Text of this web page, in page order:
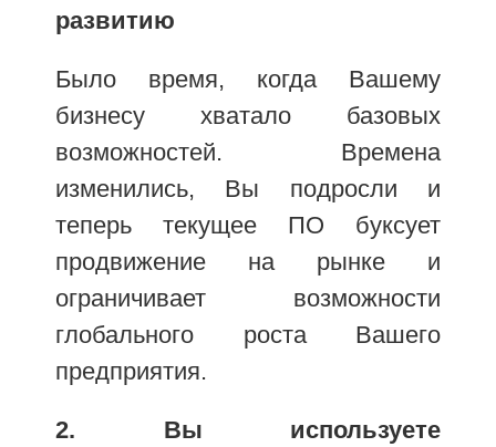
развитию
Было время, когда Вашему
бизнесу хватало базовых
возможностей. Времена
изменились, Вы подросли и
теперь текущее ПО буксует
продвижение на рынке и
ограничивает возможности
глобального роста Вашего
предприятия.
2. Вы используете